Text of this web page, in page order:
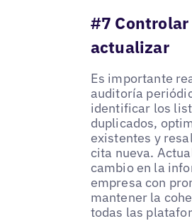
#7 Controlar
actualizar
Es importante
auditoría
identificar los
duplicados,
existentes y
cita nueva.
cambio en la
empresa con
mantener la
todas las